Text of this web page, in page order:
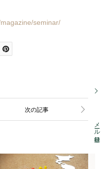
seminar/
メール登録